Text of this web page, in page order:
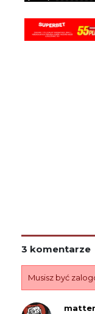
3 komentarze
Musisz być